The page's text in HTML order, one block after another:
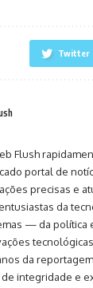
Twitter
Flush
portal de
precisas e
da
— da política
da
integridade e